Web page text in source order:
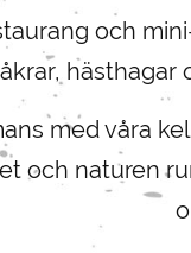
och
hästhagar
med våra
och naturen